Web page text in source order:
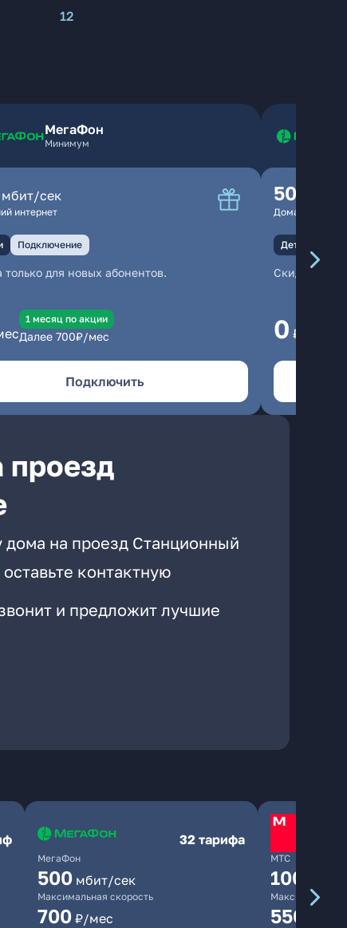
12
МегаФон
Минимум
мбит/сек
интернет
Подключение
только для новых абонентов.
1 месяц по акции
Далее 700₽/мес
Подключить
500
Домашний
Детали
Скидка
0 ₽/мес
проезд
на проезд Станционный
контактную
и предложит лучшие
МегаФон
32 тарифа
500 мбит/сек
Максимальная скорость
700 ₽/мес
МТС
1000
Максимальная
550